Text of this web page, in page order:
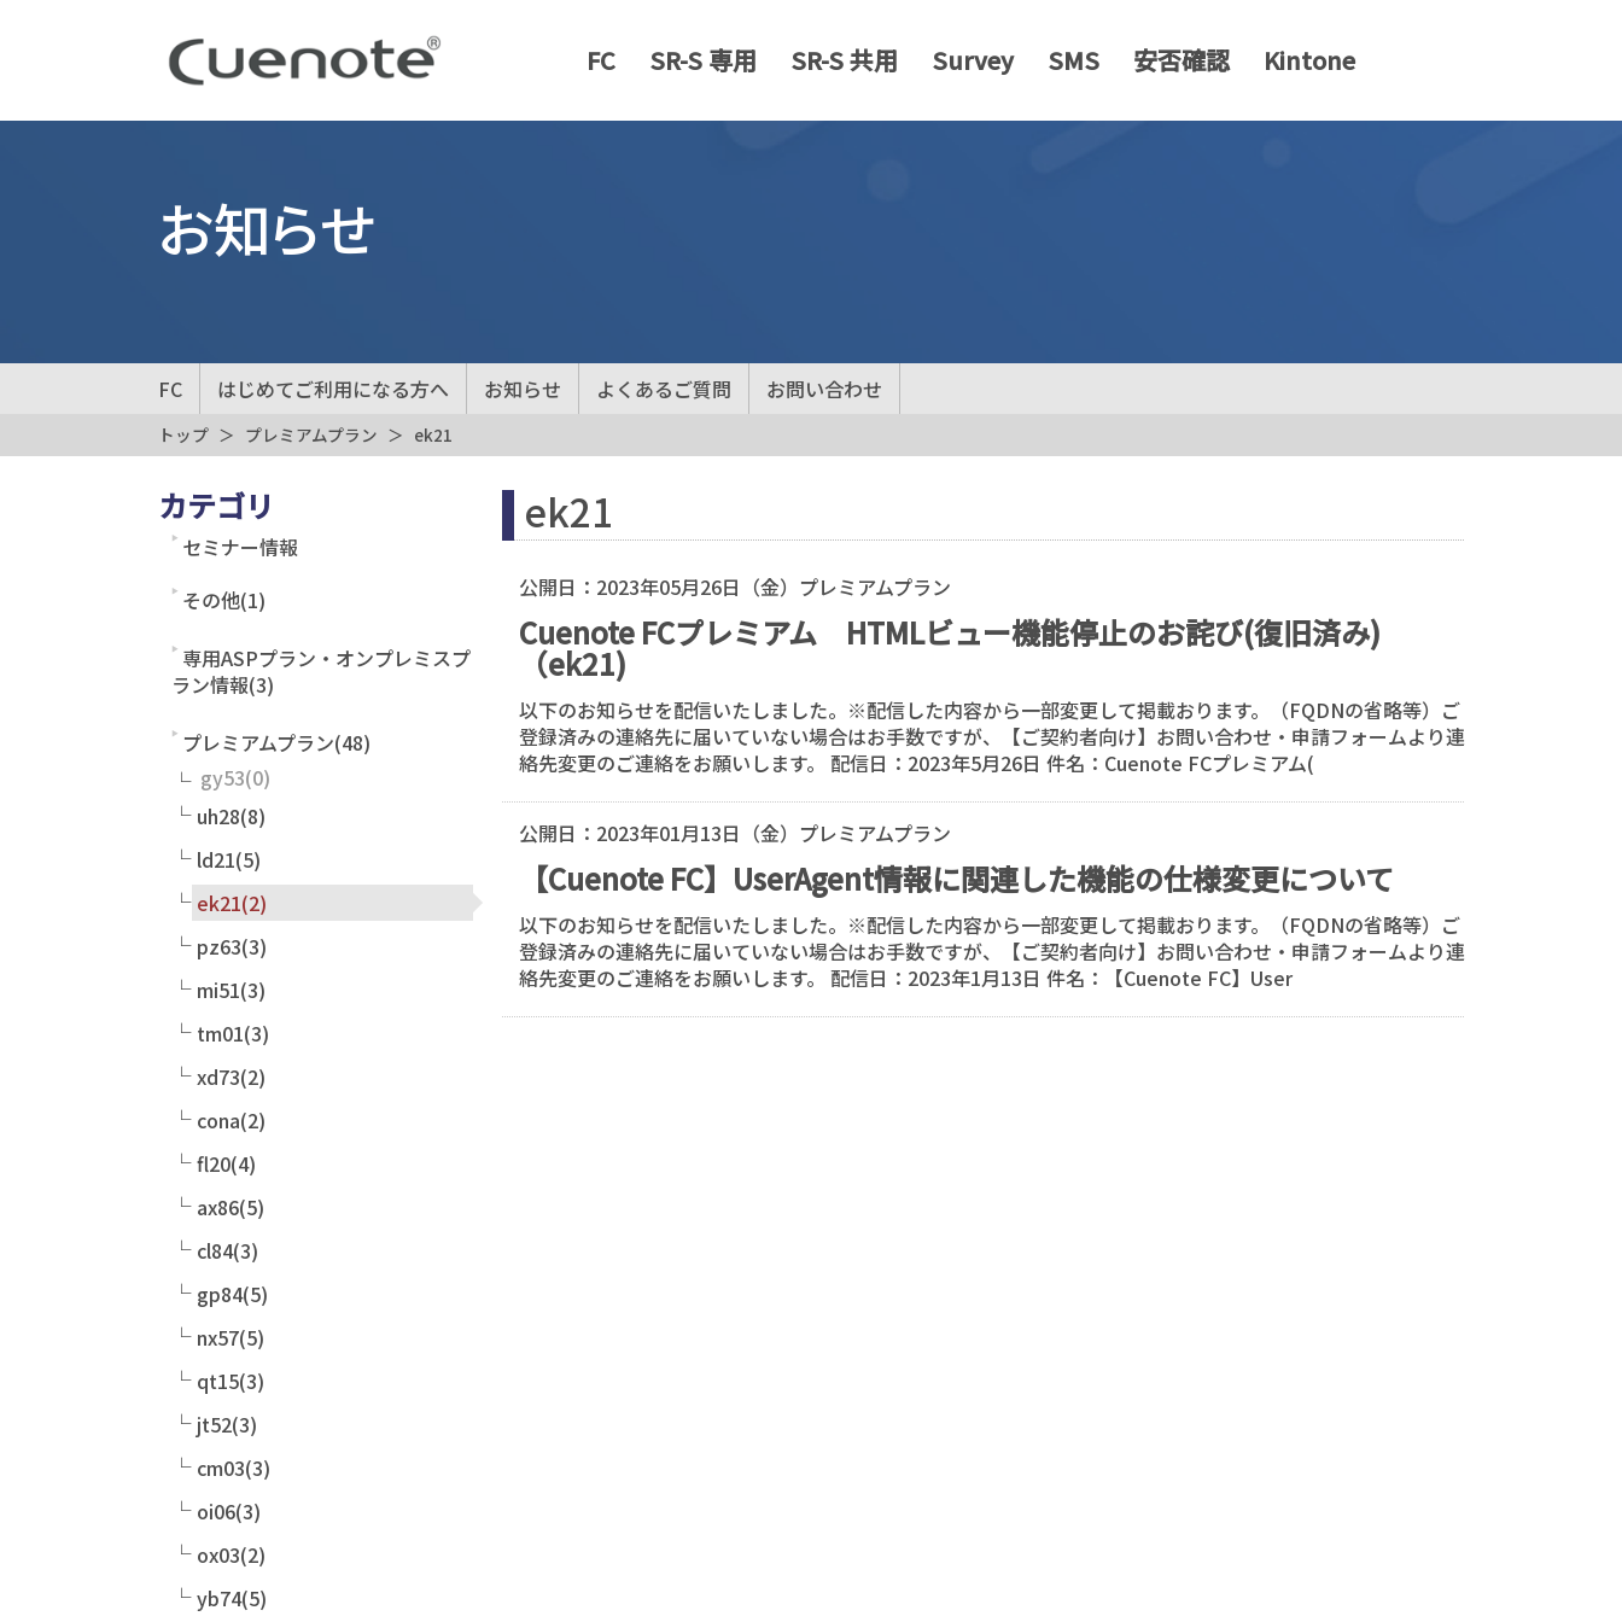
FC SR-S 専用 SR-S 共用 Survey SMS 安否確認 Kintone
お知らせ
FC はじめてご利用になる方へ お知らせ よくあるご質問 お問い合わせ
トップ プレミアムプラン ek21
ek21
公開日： 2023年05月26日（金） プレミアムプラン
Cuenote FCプレミアム HTMLビュー機能停止のお詫び(復旧済み)
（ek21)
以下のお知らせを配信いたしました。※配信した内容から一部変更して掲載おります。（FQDNの省略等）ご
登録済みの連絡先に届いていない場合はお手数ですが、【ご契約者向け】お問い合わせ・申請フォームより連
絡先変更のご連絡をお願いします。 配信日：2023年5月26日 件名：Cuenote FCプレミアム(
公開日： 2023年01月13日（金） プレミアムプラン
【Cuenote FC】UserAgent情報に関連した機能の仕様変更について
以下のお知らせを配信いたしました。※配信した内容から一部変更して掲載おります。（FQDNの省略等）ご
登録済みの連絡先に届いていない場合はお手数ですが、【ご契約者向け】お問い合わせ・申請フォームより連
絡先変更のご連絡をお願いします。 配信日：2023年1月13日 件名：【Cuenote FC】User
カテゴリ
セミナー情報
その他(1)
専用ASPプラン・オンプレミスプ
ラン情報(3)
プレミアムプラン(48)
gy53
uh28(8)
ld21(5)
ek21(2)
pz63(3)
mi51(3)
tm01(3)
xd73(2)
cona(2)
fl20(4)
ax86(5)
cl84(3)
gp84(5)
nx57(5)
qt15(3)
jt52(3)
cm03(3)
oi06(3)
ox03(2)
yb74(5)